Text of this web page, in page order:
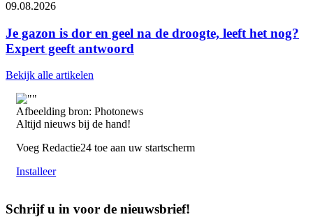
09.08.2026
Je gazon is dor en geel na de droogte, leeft het nog?
Expert geeft antwoord
Bekijk alle artikelen
Afbeelding bron: Photonews
Altijd nieuws bij de hand!
Voeg Redactie24 toe aan uw startscherm
Installeer
Schrijf u in voor de nieuwsbrief!